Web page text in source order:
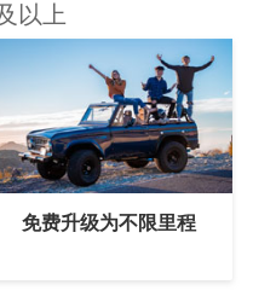
以上
免费升级为不限里程